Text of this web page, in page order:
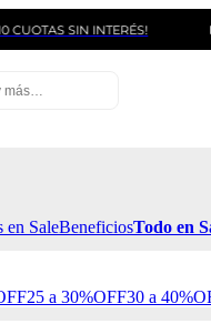
SIN INTERÉS!
en SaleBeneficiosTodo en
25 a 30%OFF30 a